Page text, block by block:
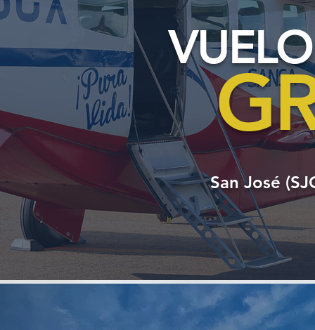
San José